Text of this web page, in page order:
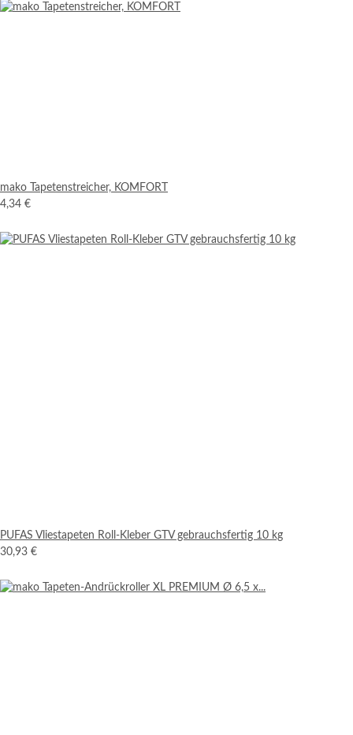
mako Tapetenstreicher, KOMFORT
4,34 €
PUFAS Vliestapeten Roll-Kleber GTV gebrauchsfertig 10 kg
30,93 €